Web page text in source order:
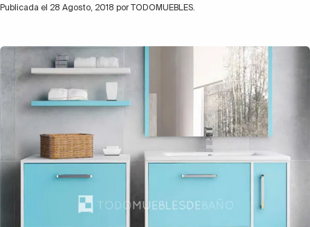
Publicada el 28 Agosto, 2018 por TODOMUEBLES.